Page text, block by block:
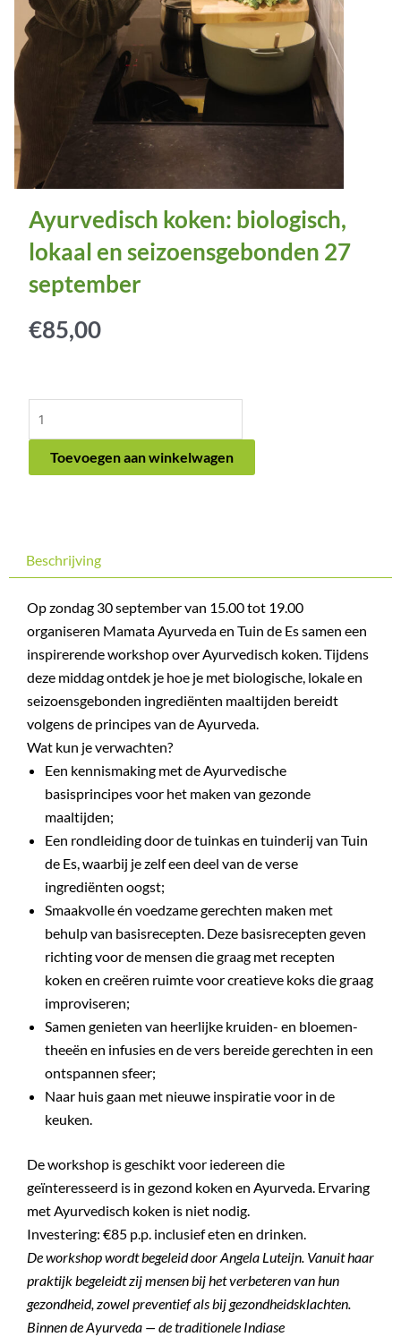
Ayurvedisch koken: biologisch,
lokaal en seizoensgebonden 27
september
€85,00
biologisch,
lokaal
september
Toevoegen aan winkelwagen
Beschrijving
Op zondag 30 september van 15.00 tot 19.00
organiseren Mamata Ayurveda en Tuin de Es samen een
inspirerende workshop over Ayurvedisch koken. Tijdens
deze middag ontdek je hoe je met biologische, lokale en
seizoensgebonden ingrediënten maaltijden bereidt
volgens de principes van de Ayurveda.
Wat kun je verwachten?
Een kennismaking met de Ayurvedische
basisprincipes voor het maken van gezonde
maaltijden;
Een rondleiding door de tuinkas en tuinderij van Tuin
de Es, waarbij je zelf een deel van de verse
ingrediënten oogst;
Smaakvolle én voedzame gerechten maken met
behulp van basisrecepten. Deze basisrecepten geven
richting voor de mensen die graag met recepten
koken en creëren ruimte voor creatieve koks die graag
improviseren;
Samen genieten van heerlijke kruiden- en bloemen-
theeën en infusies en de vers bereide gerechten in een
ontspannen sfeer;
Naar huis gaan met nieuwe inspiratie voor in de
keuken.
De workshop is geschikt voor iedereen die
geïnteresseerd is in gezond koken en Ayurveda. Ervaring
met Ayurvedisch koken is niet nodig.
Investering: €85 p.p. inclusief eten en drinken.
De workshop wordt begeleid door Angela Luteijn. Vanuit haar
praktijk begeleidt zij mensen bij het verbeteren van hun
gezondheid, zowel preventief als bij gezondheidsklachten.
Binnen de Ayurveda — de traditionele Indiase